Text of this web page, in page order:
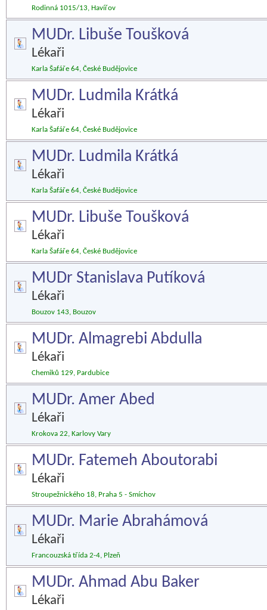
Rodinná 1015/13, Havířov
MUDr. Libuše Toušková
Lékaři
Karla Šafáře 64, České Budějovice
MUDr. Ludmila Krátká
Lékaři
Karla Šafáře 64, České Budějovice
MUDr. Ludmila Krátká
Lékaři
Karla Šafáře 64, České Budějovice
MUDr. Libuše Toušková
Lékaři
Karla Šafáře 64, České Budějovice
MUDr Stanislava Putíková
Lékaři
Bouzov 143, Bouzov
MUDr. Almagrebi Abdulla
Lékaři
Chemiků 129, Pardubice
MUDr. Amer Abed
Lékaři
Krokova 22, Karlovy Vary
MUDr. Fatemeh Aboutorabi
Lékaři
Stroupežnického 18, Praha 5 - Smíchov
MUDr. Marie Abrahámová
Lékaři
Francouzská třída 2-4, Plzeň
MUDr. Ahmad Abu Baker
Lékaři